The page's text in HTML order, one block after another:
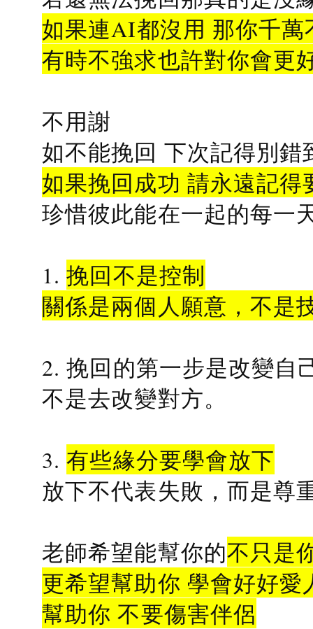
如果連AI都沒用 那你千
有時不強求也許對你會更
不用謝
如不能挽回 下次記得別錯
如果挽回成功 請永遠記得
珍惜彼此能在一起的每一
1.挽回不是控制
關係是兩個人願意，不是
2. 挽回的第一步是改變自
不是去改變對方。
3.有些緣分要學會放下
放下不代表失敗，而是尊
老師希望能幫你的不只是
更希望幫助你 學會好好愛
幫助你 不要傷害伴侶